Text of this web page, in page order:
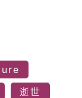
逝世